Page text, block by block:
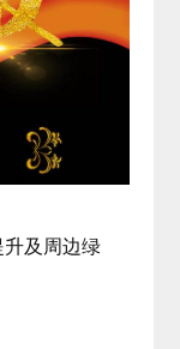
及周边绿